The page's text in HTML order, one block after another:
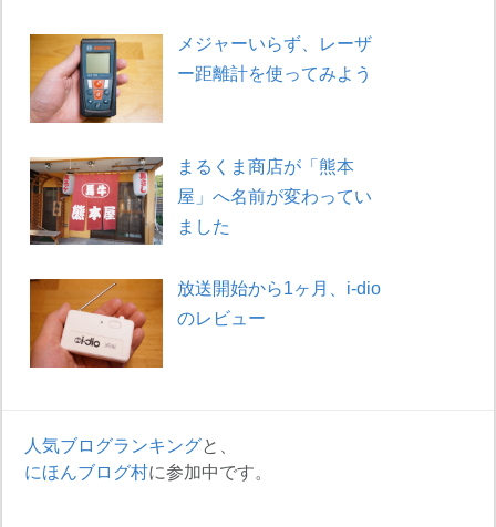
メジャーいらず、レーザ
ー距離計を使ってみよう
まるくま商店が「熊本
屋」へ名前が変わってい
ました
放送開始から1ヶ月、i-dio
のレビュー
人気ブログランキングと、
にほんブログ村に参加中です。